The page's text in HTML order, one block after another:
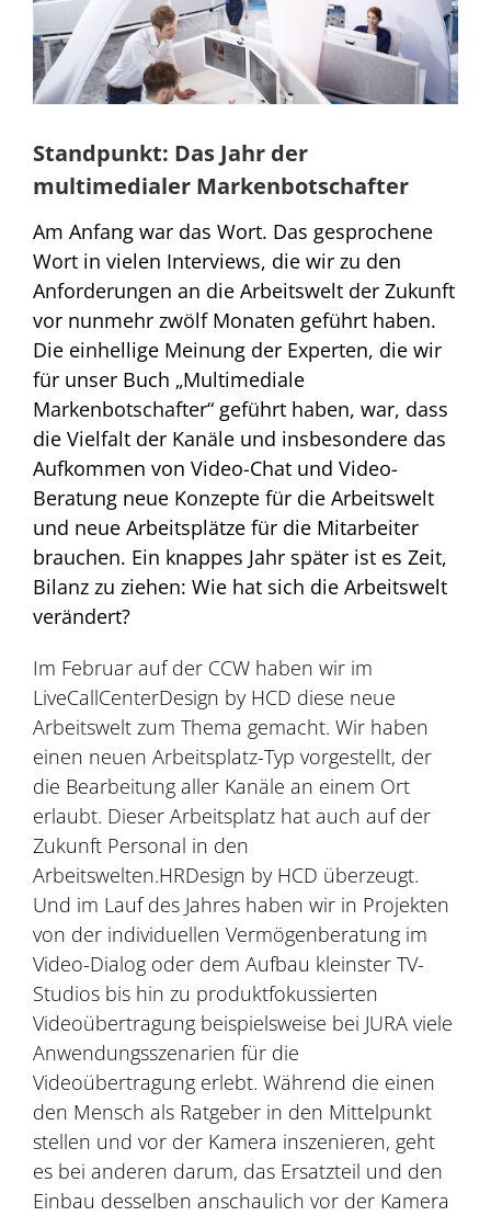
Standpunkt: Das Jahr der
multimedialer Markenbotschafter
Am Anfang war das Wort. Das gesprochene
Wort in vielen Interviews, die wir zu den
Anforderungen an die Arbeitswelt der Zukunft
vor nunmehr zwölf Monaten geführt haben.
Die einhellige Meinung der Experten, die wir
für unser Buch „Multimediale
Markenbotschafter“ geführt haben, war, dass
die Vielfalt der Kanäle und insbesondere das
Aufkommen von Video-Chat und Video-
Beratung neue Konzepte für die Arbeitswelt
und neue Arbeitsplätze für die Mitarbeiter
brauchen. Ein knappes Jahr später ist es Zeit,
Bilanz zu ziehen: Wie hat sich die Arbeitswelt
verändert?
Im Februar auf der CCW haben wir im
LiveCallCenterDesign by HCD diese neue
Arbeitswelt zum Thema gemacht. Wir haben
einen neuen Arbeitsplatz-Typ vorgestellt, der
die Bearbeitung aller Kanäle an einem Ort
erlaubt. Dieser Arbeitsplatz hat auch auf der
Zukunft Personal in den
Arbeitswelten.HRDesign by HCD überzeugt.
Und im Lauf des Jahres haben wir in Projekten
von der individuellen Vermögenberatung im
Video-Dialog oder dem Aufbau kleinster TV-
Studios bis hin zu produktfokussierten
Videoübertragung beispielsweise bei JURA viele
Anwendungsszenarien für die
Videoübertragung erlebt. Während die einen
den Mensch als Ratgeber in den Mittelpunkt
stellen und vor der Kamera inszenieren, geht
es bei anderen darum, das Ersatzteil und den
Einbau desselben anschaulich vor der Kamera